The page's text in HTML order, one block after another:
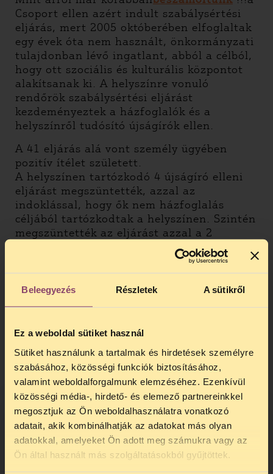
Beleegyezés Részletek A sütikről
Ez a weboldal sütiket használ
Sütiket használunk a tartalmak és hirdetések személyre
szabásához, közösségi funkciók biztosításához,
valamint weboldalforgalmunk elemzéséhez. Ezenkívül
közösségi média-, hirdető- és elemező partnereinkkel
megosztjuk az Ön weboldalhasználatra vonatkozó
adatait, akik kombinálhatják az adatokat más olyan
adatokkal, amelyeket Ön adott meg számukra vagy az
Ön által használt más szolgáltatásokból gyűjtöttek.
Csoport ellen azért indult szabálysértési
eljárás, mert 2005 októberében elfoglaltak
egy évek óta nem használt, önkormányzati
tulajdonban lévő ingatlant, abból a célból,
hogy ott szociális és kulturális központot
alakítsanak ki. A helyszínre vonuló
rendőrök szabálysértési eljárást
kezdeményeztek a házfoglalók és a
helyszínről tudósító újságírók ellen.
A 41 eljárás alá vont személy ügyében
pozitív ítélet született.
A helyszínen tartózkodó 4 újságíró elleni
eljárást megszüntették, azzal az
indoklással, hogy ők nem házfoglalás
céljából tartózkodtak a helyszínen. Szintén
megszüntették az eljárást azzal a 2
résztvevővel szemben, aki egy e-mailes
meghívó alapján érkeztek a helyszínre. A
meghívó kiállítást, majd azt követően bulit
ígért a résztvevőknek.
A házfoglalásban ténylegesen résztvevő
mintegy 35 fő ellen megszüntették az
eljárást, annak ellenére, hogy az önkényes
házfoglalás elkövetését a bíróság
megállapította. Azonban a cselekmény
társadalmi veszélyessége nagyjából a
nullával egyenlő, sőt akár pozitív hatása is
lehet, amennyiben az ingatlant
társadalmilag fontos funkció betöltésére
használják fel a jövőben –állt a TASZ
ügyvédjének, illetve a bíróság ítéletének
TELEFONOS JOGSEGÉLY